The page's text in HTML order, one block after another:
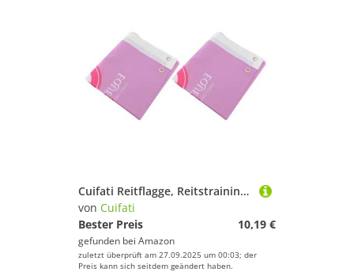
Cuifati Reitflagge, Reitstrainings -Flagge Polyester Stoff Fangen Leichtes Gewicht für das Reiten (violett)
von Cuifati
Bester Preis
10,19 €
gefunden bei Amazon
zuletzt überprüft am 27.09.2025 um 00:03; der
Preis kann sich seitdem geändert haben.